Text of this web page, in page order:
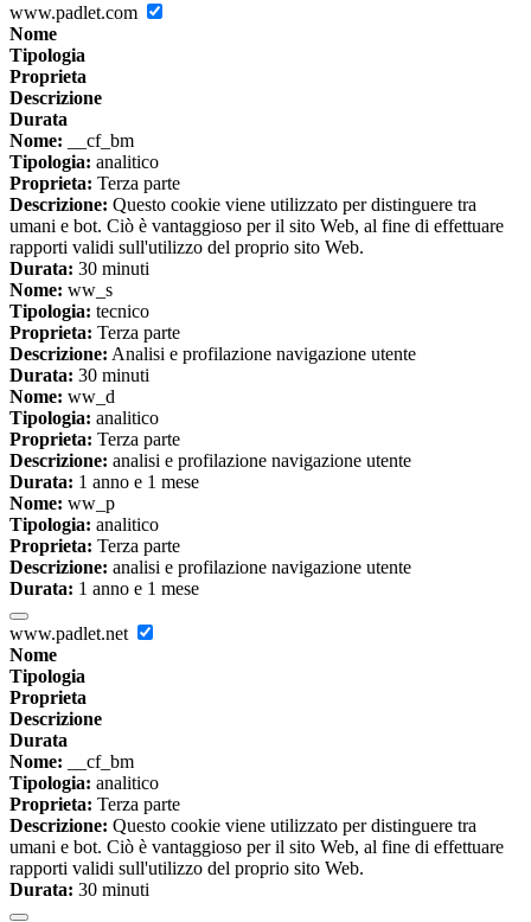
www.padlet.com
Nome
Tipologia
Proprieta
Descrizione
Durata
Nome: __cf_bm
Tipologia: analitico
Proprieta: Terza parte
Descrizione: Questo cookie viene utilizzato per distinguere tra
umani e bot. Ciò è vantaggioso per il sito Web, al fine di effettuare
rapporti validi sull'utilizzo del proprio sito Web.
Durata: 30 minuti
Nome: ww_s
Tipologia: tecnico
Proprieta: Terza parte
Descrizione: Analisi e profilazione navigazione utente
Durata: 30 minuti
Nome: ww_d
Tipologia: analitico
Proprieta: Terza parte
Descrizione: analisi e profilazione navigazione utente
Durata: 1 anno e 1 mese
Nome: ww_p
Tipologia: analitico
Proprieta: Terza parte
Descrizione: analisi e profilazione navigazione utente
Durata: 1 anno e 1 mese
www.padlet.net
Nome
Tipologia
Proprieta
Descrizione
Durata
Nome: __cf_bm
Tipologia: analitico
Proprieta: Terza parte
Descrizione: Questo cookie viene utilizzato per distinguere tra
umani e bot. Ciò è vantaggioso per il sito Web, al fine di effettuare
rapporti validi sull'utilizzo del proprio sito Web.
Durata: 30 minuti